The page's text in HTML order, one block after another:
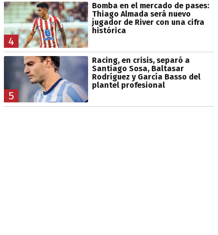
4
Bomba en el mercado de pases:
Thiago Almada será nuevo
jugador de River con una cifra
histórica
5
Racing, en crisis, separó a
Santiago Sosa, Baltasar
Rodríguez y García Basso del
plantel profesional